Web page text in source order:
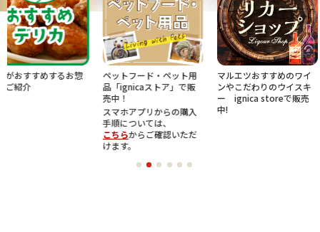
お惣
ペットフード・ペット用
品「ignicaストア」で販
スマホアプリからの購入
手順については、
からご確認いただ
マルエツおすすめのワイ
ンやこだわりのウイスキ
ー ignica storeで販売
中!
ベートブ